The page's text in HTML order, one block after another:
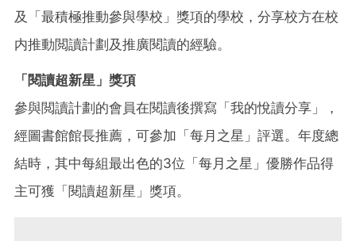
及「最積極推動參與學校」獎項的學校，分享校方在校
内推動閲讀計劃及推廣閱讀的經驗。
「閱讀超新星」獎項
參與閲讀計劃的會員在閱讀後撰寫「我的悅讀分享」，
經圖書館館長推薦，可參加「每月之星」評選。年度總
結時，其中每組最出色的3位「每月之星」優勝作品得
主可獲「閱讀超新星」獎項。